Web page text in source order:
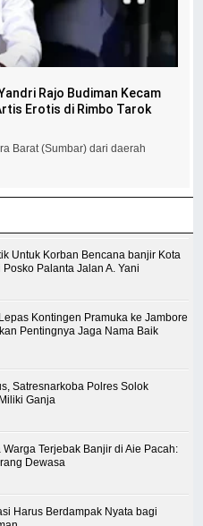
Rajo Budiman Kecam
Erotis di Rimbo Tarok
Barat (Sumbar) dari daerah
Untuk Korban Bencana banjir Kota
Palanta Jalan A. Yani
Kontingen Pramuka ke Jambore
Pentingnya Jaga Nama Baik
Satresnarkoba Polres Solok
Ganja
Terjebak Banjir di Aie Pacah:
Dewasa
Harus Berdampak Nyata bagi